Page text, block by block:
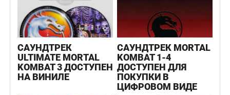
САУНДТРЕК
ULTIMATE MORTAL
KOMBAT 3 ДОСТУПЕН
НА ВИНИЛЕ
САУНДТРЕК MORTAL
KOMBAT 1-4
ДОСТУПЕН ДЛЯ
ПОКУПКИ В
ЦИФРОВОМ ВИДЕ